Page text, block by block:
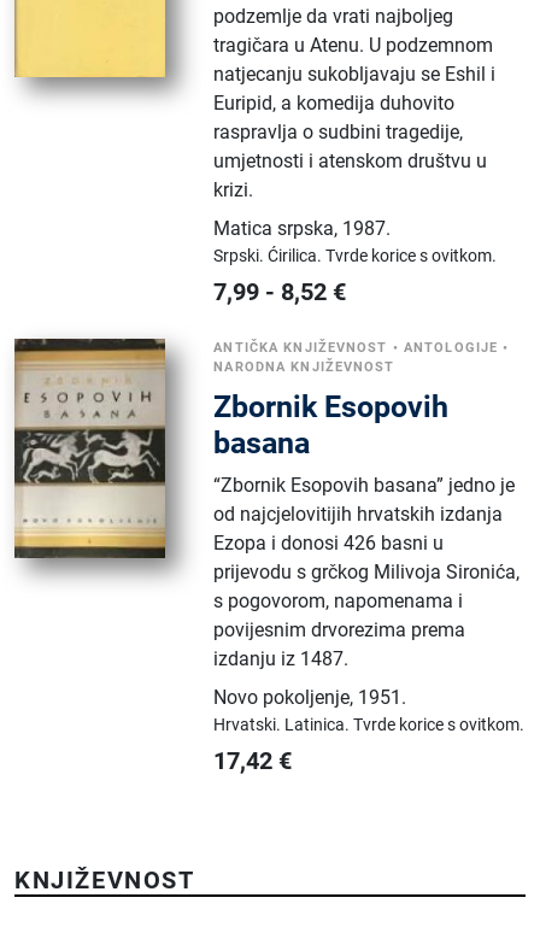
podzemlje da vrati najboljeg
tragičara u Atenu. U podzemnom
natjecanju sukobljavaju se Eshil i
Euripid, a komedija duhovito
raspravlja o sudbini tragedije,
umjetnosti i atenskom društvu u
krizi.
Matica srpska, 1987.
Srpski.Ćirilica.Tvrde korice s ovitkom.
7,99 - 8,52 €
ANTIČKA KNJIŽEVNOST • ANTOLOGIJE •
NARODNA KNJIŽEVNOST
Zbornik Esopovih
basana
“Zbornik Esopovih basana” jedno je
od najcjelovitijih hrvatskih izdanja
Ezopa i donosi 426 basni u
prijevodu s grčkog Milivoja Sironića,
s pogovorom, napomenama i
povijesnim drvorezima prema
izdanju iz 1487.
Novo pokoljenje, 1951.
Hrvatski. Latinica.Tvrde korice s ovitkom.
17,42 €
KNJIŽEVNOST